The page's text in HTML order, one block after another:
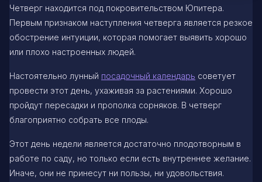
Четверг находится под покровительством Юпитера.
Первым признаком наступления четверга является резкое
обострение интуиции, которая помогает выявить хорошо
или плохо настроенных людей.
Настоятельно лунный посадочный календарь советует
провести этот день, ухаживая за растениями. Хорошо
пройдут пересадки и прополка сорняков. В четверг
благоприятно собрать все плоды.
Этот день недели является достаточно плодотворным в
работе по саду, но только если есть внутреннее желание.
Иначе, они не принесут ни пользы, ни удовольствия.